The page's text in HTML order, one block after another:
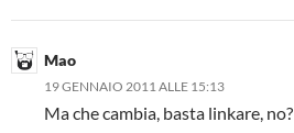
Mao
19 GENNAIO 2011 ALLE 15:13
Ma che cambia, basta linkare, no?